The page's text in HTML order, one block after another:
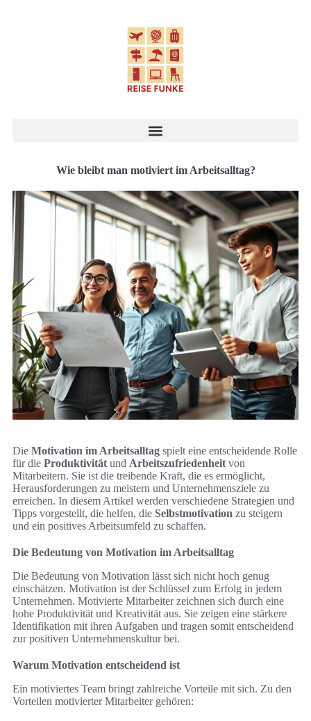
Wie bleibt man motiviert im Arbeitsalltag?
Die Motivation im Arbeitsalltag spielt eine entscheidende Rolle
für die Produktivität und Arbeitszufriedenheit von
Mitarbeitern. Sie ist die treibende Kraft, die es ermöglicht,
Herausforderungen zu meistern und Unternehmensziele zu
erreichen. In diesem Artikel werden verschiedene Strategien und
Tipps vorgestellt, die helfen, die Selbstmotivation zu steigern
und ein positives Arbeitsumfeld zu schaffen.
Die Bedeutung von Motivation im Arbeitsalltag
Die Bedeutung von Motivation lässt sich nicht hoch genug
einschätzen. Motivation ist der Schlüssel zum Erfolg in jedem
Unternehmen. Motivierte Mitarbeiter zeichnen sich durch eine
hohe Produktivität und Kreativität aus. Sie zeigen eine stärkere
Identifikation mit ihren Aufgaben und tragen somit entscheidend
zur positiven Unternehmenskultur bei.
Warum Motivation entscheidend ist
Ein motiviertes Team bringt zahlreiche Vorteile mit sich. Zu den
Vorteilen motivierter Mitarbeiter gehören: